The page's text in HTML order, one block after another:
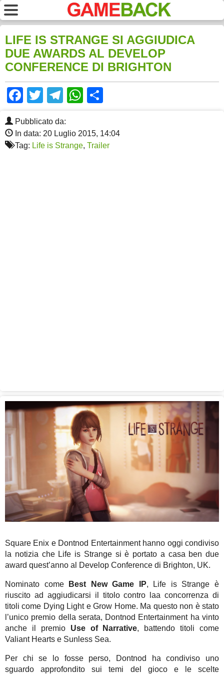
LIFE IS STRANGE SI AGGIUDICA
DUE AWARDS AL DEVELOP
CONFERENCE DI BRIGHTON
Facebook
TwitterTelegram
WhatsApp
Pubblicato da:
In data: 20 Luglio 2015, 14:04
Tag: Life is Strange, Trailer
Square Enix e Dontnod Entertainment hanno oggi condiviso
la notizia che Life is Strange si è portato a casa ben due
award quest’anno al Develop Conference di Brighton, UK.
Nominato come Best New Game IP, Life is Strange è
riuscito ad aggiudicarsi il titolo contro laa concorrenza di
titoli come Dying Light e Grow Home. Ma questo non è stato
l’unico premio della serata, Dontnod Entertainment ha vinto
anche il premio Use of Narrative, battendo titoli come
Valiant Hearts e Sunless Sea.
Per chi se lo fosse perso, Dontnod ha condiviso uno
sguardo approfondito sui temi del gioco e le scelte